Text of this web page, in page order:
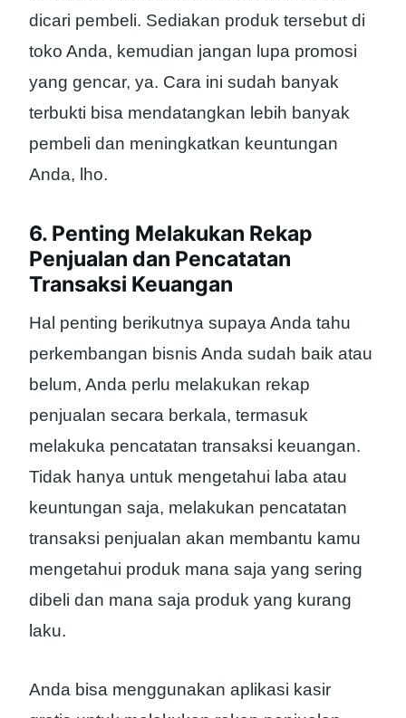
dicari pembeli. Sediakan produk tersebut di
toko Anda, kemudian jangan lupa promosi
yang gencar, ya. Cara ini sudah banyak
terbukti bisa mendatangkan lebih banyak
pembeli dan meningkatkan keuntungan
Anda, lho.
6. Penting Melakukan Rekap
Penjualan dan Pencatatan
Transaksi Keuangan
Hal penting berikutnya supaya Anda tahu
perkembangan bisnis Anda sudah baik atau
belum, Anda perlu melakukan rekap
penjualan secara berkala, termasuk
melakuka pencatatan transaksi keuangan.
Tidak hanya untuk mengetahui laba atau
keuntungan saja, melakukan pencatatan
transaksi penjualan akan membantu kamu
mengetahui produk mana saja yang sering
dibeli dan mana saja produk yang kurang
laku.
Anda bisa menggunakan aplikasi kasir